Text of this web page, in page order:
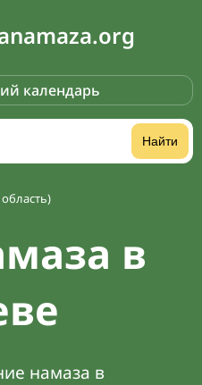
календарь
Найти
в
намаза в